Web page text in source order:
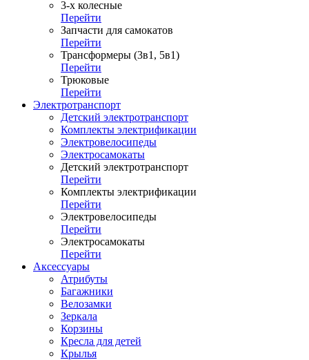
3-х колесные
Перейти
Запчасти для самокатов
Перейти
Трансформеры (3в1, 5в1)
Перейти
Трюковые
Перейти
Электротранспорт
Детский электротранспорт
Комплекты электрификации
Электровелосипеды
Электросамокаты
Детский электротранспорт
Перейти
Комплекты электрификации
Перейти
Электровелосипеды
Перейти
Электросамокаты
Перейти
Аксессуары
Атрибуты
Багажники
Велозамки
Зеркала
Корзины
Кресла для детей
Крылья